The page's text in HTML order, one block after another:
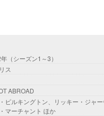
（シーズン1～3）
ス
ABROAD
ピルキングトン、リッキー・ジャ
マーチャント ほか